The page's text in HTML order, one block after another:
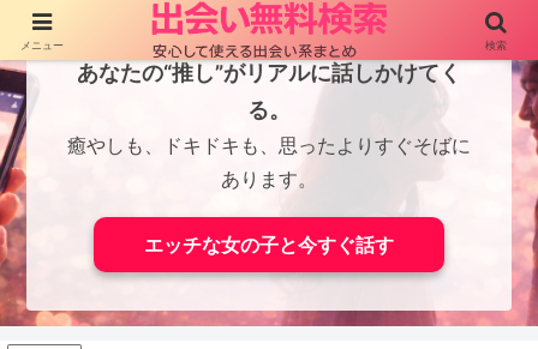
あなたの“推し”がリアルに話しかけてく
る。
癒やしも、ドキドキも、思ったよりすぐそばに
あります。
エッチな女の子と今すぐ話す
メニュー 検索